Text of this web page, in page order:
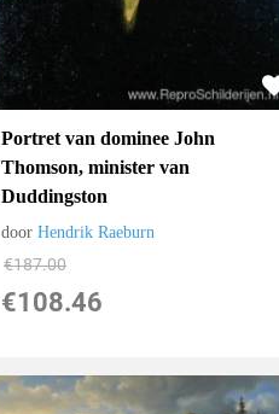
Portret van dominee John
Thomson, minister van
Duddingston
doorHendrik Raeburn
€187.00
€108.46